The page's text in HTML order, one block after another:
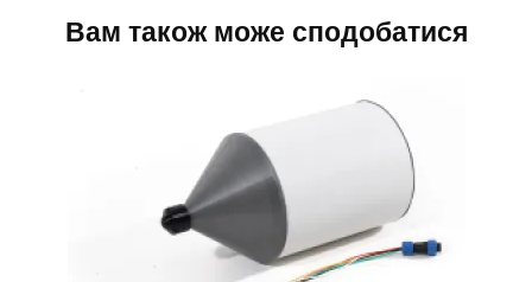
Вам також може сподобатися